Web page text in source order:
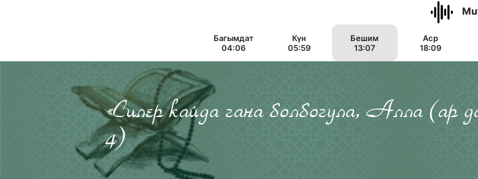
Багымдат
04:06
Күн
05:59
Бешим
13:07
Аср
18:09
«Силер кайда гана болбогула, Алла (ар
4)